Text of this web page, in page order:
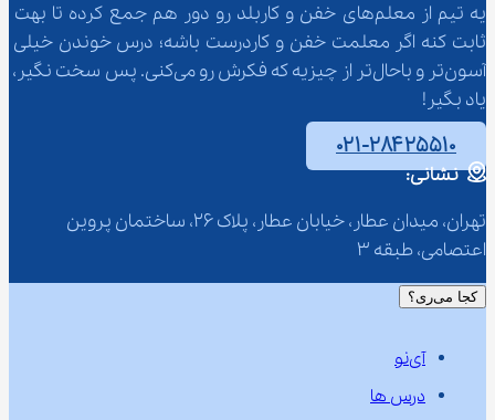
یه تیم از معلم‌‌های خفن و کاربلد رو دور هم جمع کرده تا بهت
ثابت کنه اگر معلمت خفن و کاردرست باشه؛ درس خوندن خیلی
آسون‌تر و باحال‌تر از چیزیه که فکرش رو می‌کنی. پس سخت نگیر،
یاد بگیر!
۰۲۱-۲۸۴۲۵۵۱۰
نشانی:
تهران، میدان عطار، خیابان عطار، پلاک 26، ساختمان پروین
اعتصامی، طبقه 3
کجا می‌ری؟
آی‌نو
درس ها